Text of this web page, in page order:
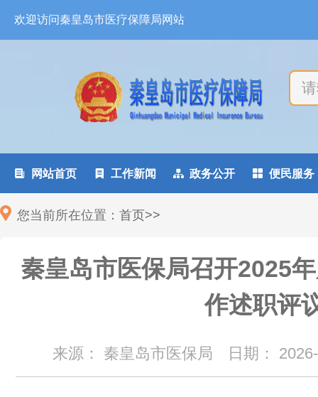
欢迎访问秦皇岛市医疗保障局网站
 网站首页  工作新闻  政务公开  便民服务
您当前所在位置： 首页>>
秦皇岛市医保局召开2025
作述职评
来源： 秦皇岛市医保局 日期：